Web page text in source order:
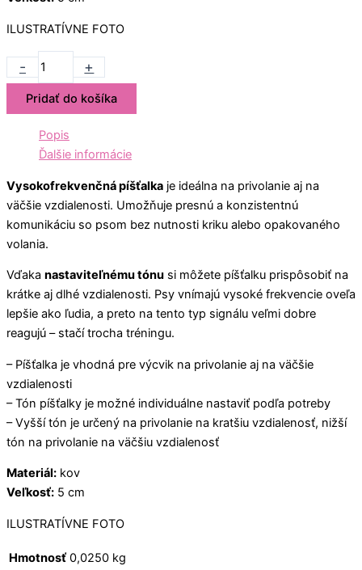
ILUSTRATÍVNE FOTO
- +
Pridať do košíka
Popis
Ďalšie informácie
Vysokofrekvenčná píšťalka je ideálna na privolanie aj na
väčšie vzdialenosti. Umožňuje presnú a konzistentnú
komunikáciu so psom bez nutnosti kriku alebo opakovaného
volania.
Vďaka nastaviteľnému tónu si môžete píšťalku prispôsobiť na
krátke aj dlhé vzdialenosti. Psy vnímajú vysoké frekvencie oveľa
lepšie ako ľudia, a preto na tento typ signálu veľmi dobre
reagujú – stačí trocha tréningu.
– Píšťalka je vhodná pre výcvik na privolanie aj na väčšie
vzdialenosti
– Tón píšťalky je možné individuálne nastaviť podľa potreby
– Vyšší tón je určený na privolanie na kratšiu vzdialenosť, nižší
tón na privolanie na väčšiu vzdialenosť
Materiál: kov
Veľkosť: 5 cm
ILUSTRATÍVNE FOTO
Hmotnosť 0,0250 kg